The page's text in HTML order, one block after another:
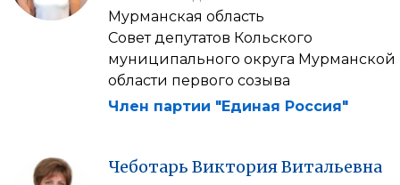
Мурманская область
Совет депутатов Кольского
муниципального округа Мурманской
области первого созыва
Член партии "Единая Россия"
Чеботарь ВикторияВитальевна